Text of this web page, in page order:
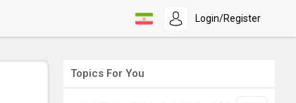
Login/Register
Topics For You